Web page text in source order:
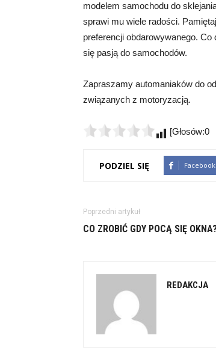
modelem samochodu do
sprawi mu wiele radości.
preferencji obdarowywanego.
się pasją do samochodów.
Zapraszamy automaniaków do
związanych z motoryzacją.
PODZIEL SIĘ Facebook
Poprzedni artykuł
CO ZROBIĆ GDY POCĄ SIĘ
REDAKCJA